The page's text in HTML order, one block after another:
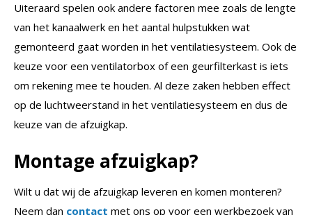
Uiteraard spelen ook andere factoren mee zoals de lengte
van het kanaalwerk en het aantal hulpstukken wat
gemonteerd gaat worden in het ventilatiesysteem. Ook de
keuze voor een ventilatorbox of een geurfilterkast is iets
om rekening mee te houden. Al deze zaken hebben effect
op de luchtweerstand in het ventilatiesysteem en dus de
keuze van de afzuigkap.
Montage afzuigkap?
Wilt u dat wij de afzuigkap leveren en komen monteren?
Neem dan contact met ons op voor een werkbezoek van